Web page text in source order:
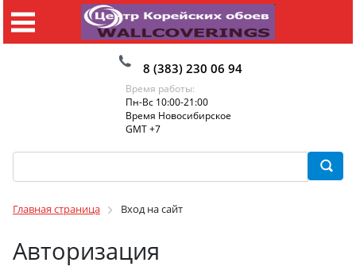
8 (383) 230 06 94
Время работы:
Пн-Вс 10:00-21:00
Время Новосибирское
GMT +7
Главная страница Вход на сайт
Авторизация